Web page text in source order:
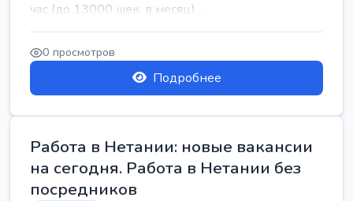
час (до 13000 шек. в месяц) ...
0 просмотров
Подробнее
Работа в Нетании: новые вакансии
на сегодня. Работа в Нетании без
посредников